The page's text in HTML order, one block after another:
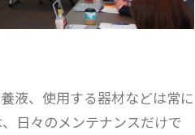
液、使用する器材などは常に
日々のメンテナンスだけで